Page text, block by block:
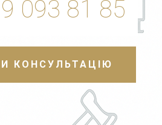
093 81 85
КОНСУЛЬТАЦІЮ